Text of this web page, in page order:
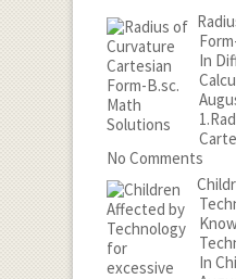
In
No Comments
In